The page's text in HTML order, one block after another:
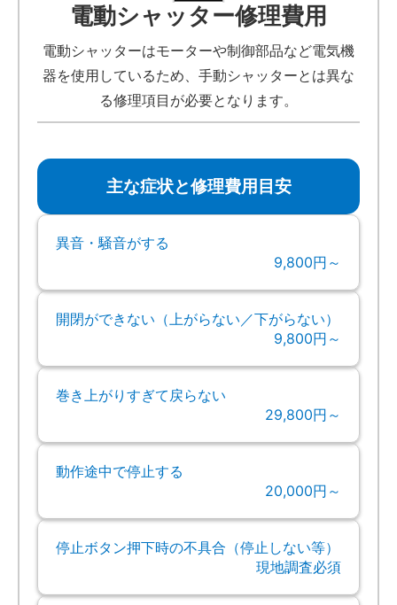
電動シャッター修理費用
電動シャッターはモーターや制御部品など電気機
器を使用しているため、手動シャッターとは異な
る修理項目が必要となります。
主な症状と修理費用目安
異音・騒音がする
9,800円～
開閉ができない（上がらない／下がらない）
9,800円～
巻き上がりすぎて戻らない
29,800円～
動作途中で停止する
20,000円～
停止ボタン押下時の不具合（停止しない等）
現地調査必須